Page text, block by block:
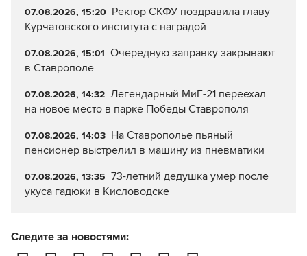
07.08.2026, 15:20 Ректор СКФУ поздравила главу
Курчатовского института с наградой
07.08.2026, 15:01 Очередную заправку закрывают
в Ставрополе
07.08.2026, 14:32 Легендарный МиГ-21 переехал
на новое место в парке Победы Ставрополя
07.08.2026, 14:03 На Ставрополье пьяный
пенсионер выстрелил в машину из пневматики
07.08.2026, 13:35 73-летний дедушка умер после
укуса гадюки в Кисловодске
Следите за новостями: